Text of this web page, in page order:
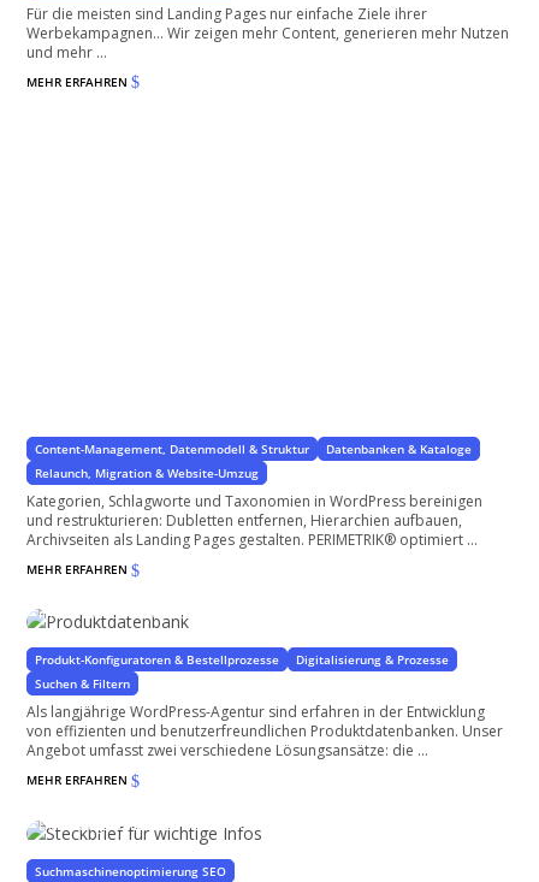
Für die meisten sind Landing Pages nur einfache Ziele ihrer
Werbekampagnen… Wir zeigen mehr Content, generieren mehr Nutzen
und mehr ...
MEHR ERFAHREN$
Content-Management, Datenmodell & Struktur
Datenbanken & Kataloge
Relaunch, Migration & Website-Umzug
Kategorien, Schlagworte und Taxonomien in WordPress bereinigen
und restrukturieren: Dubletten entfernen, Hierarchien aufbauen,
Archivseiten als Landing Pages gestalten. PERIMETRIK® optimiert ...
MEHR ERFAHREN$
Produktdatenbank
mit oder ohne WooCommerce
Produkt-Konfiguratoren & Bestellprozesse
Digitalisierung & Prozesse
Suchen & Filtern
Als langjährige WordPress-Agentur sind erfahren in der Entwicklung
von effizienten und benutzerfreundlichen Produktdatenbanken. Unser
Angebot umfasst zwei verschiedene Lösungsansätze: die ...
MEHR ERFAHREN$
Steckbrief für wichtige Infos
Die wichtigsten Infos auf einen Blick
Suchmaschinenoptimierung SEO